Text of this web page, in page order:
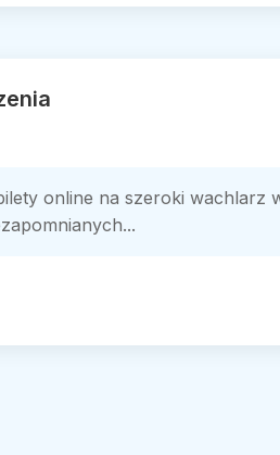
online na szeroki wachlarz